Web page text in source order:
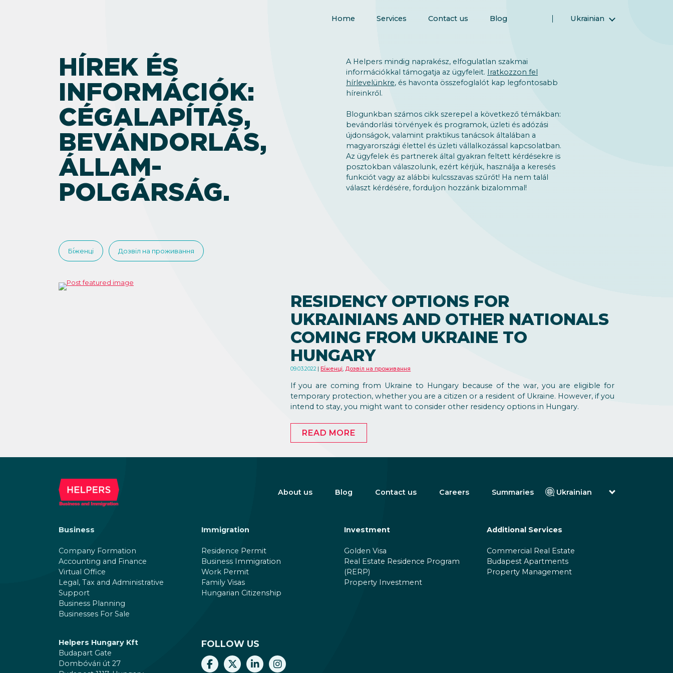
Home Services Contact us Blog Ukrainian
فارسی (Persian)
Español (Spanish)
Türkçe (Turkish)
简体中文 (Simplified Chinese)
HÍREK ÉS
INFORMÁCIÓK:
CÉGALAPÍTÁS,
BEVÁNDORLÁS,
ÁLLAM­
POLGÁRSÁG.
A Helpers mindig naprakész, elfogulatlan szakmai
információkkal támogatja az ügyfeleit. Iratkozzon fel
hírlevelünkre, és havonta összefoglalót kap legfontosabb
híreinkről.
Blogunkban számos cikk szerepel a következő témákban:
bevándorlási törvények és programok, üzleti és adózási
újdonságok, valamint praktikus tanácsok általában a
magyarországi élettel és üzleti vállalkozással kapcsolatban.
Az ügyfelek és partnerek által gyakran feltett kérdésekre is
posztokban válaszolunk, ezért kérjük, használja a keresés
funkciót vagy az alábbi kulcsszavas szűrőt! Ha nem talál
választ kérdésére, forduljon hozzánk bizalommal!
Бі́женці Дозвіл на проживання
RESIDENCY OPTIONS FOR
UKRAINIANS AND OTHER NATIONALS
COMING FROM UKRAINE TO
HUNGARY
09.03.2022 Бі́женці, Дозвіл на проживання
If you are coming from Ukraine to Hungary because of the war, you are eligible for
temporary protection, whether you are a citizen or a resident of Ukraine. However, if you
intend to stay, you might want to consider other residency options in Hungary.
READ MORE
About us Blog Contact us Careers Summaries
Ukrainian
(Arabic) العربية
Русский (Russian)
Español (Spanish)
Türkçe (Turkish)
Business
Company Formation
Accounting and Finance
Virtual Office
Legal, Tax and Administrative
Support
Business Planning
Businesses For Sale
Immigration
Residence Permit
Business Immigration
Work Permit
Family Visas
Hungarian Citizenship
Investment
Golden Visa
Real Estate Residence Program
(RERP)
Property Investment
Additional Services
Commercial Real Estate
Budapest Apartments
Property Management
Helpers Hungary Kft
Budapart Gate
Dombóvári út 27
FOLLOW US